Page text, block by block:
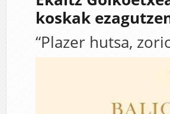
koskak
“Plazer hutsa,